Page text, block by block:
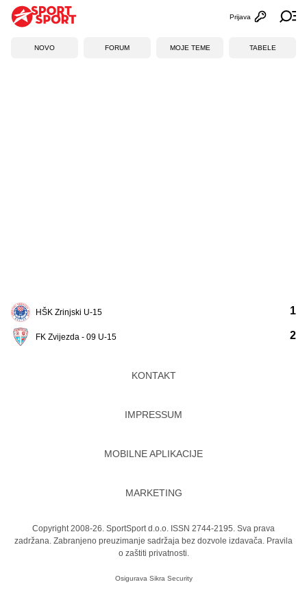
Otvori
Prijava
NOVO FORUM MOJE TEME TABELE
HŠK Zrinjski U-15
FK Zvijezda - 09 U-15
1
2
KONTAKT
IMPRESSUM
MOBILNE APLIKACIJE
MARKETING
Copyright 2008-26. SportSport d.o.o. ISSN 2744-2195. Sva prava
zadržana. Zabranjeno preuzimanje sadržaja bez dozvole izdavača. Pravila
o zaštiti privatnosti.
Osigurava Sikra Security